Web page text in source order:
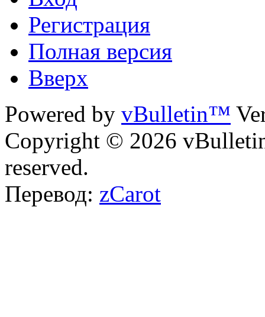
Регистрация
Полная версия
Вверх
Powered by vBulletin™
Copyright © 2026
reserved.
Перевод: zCarot